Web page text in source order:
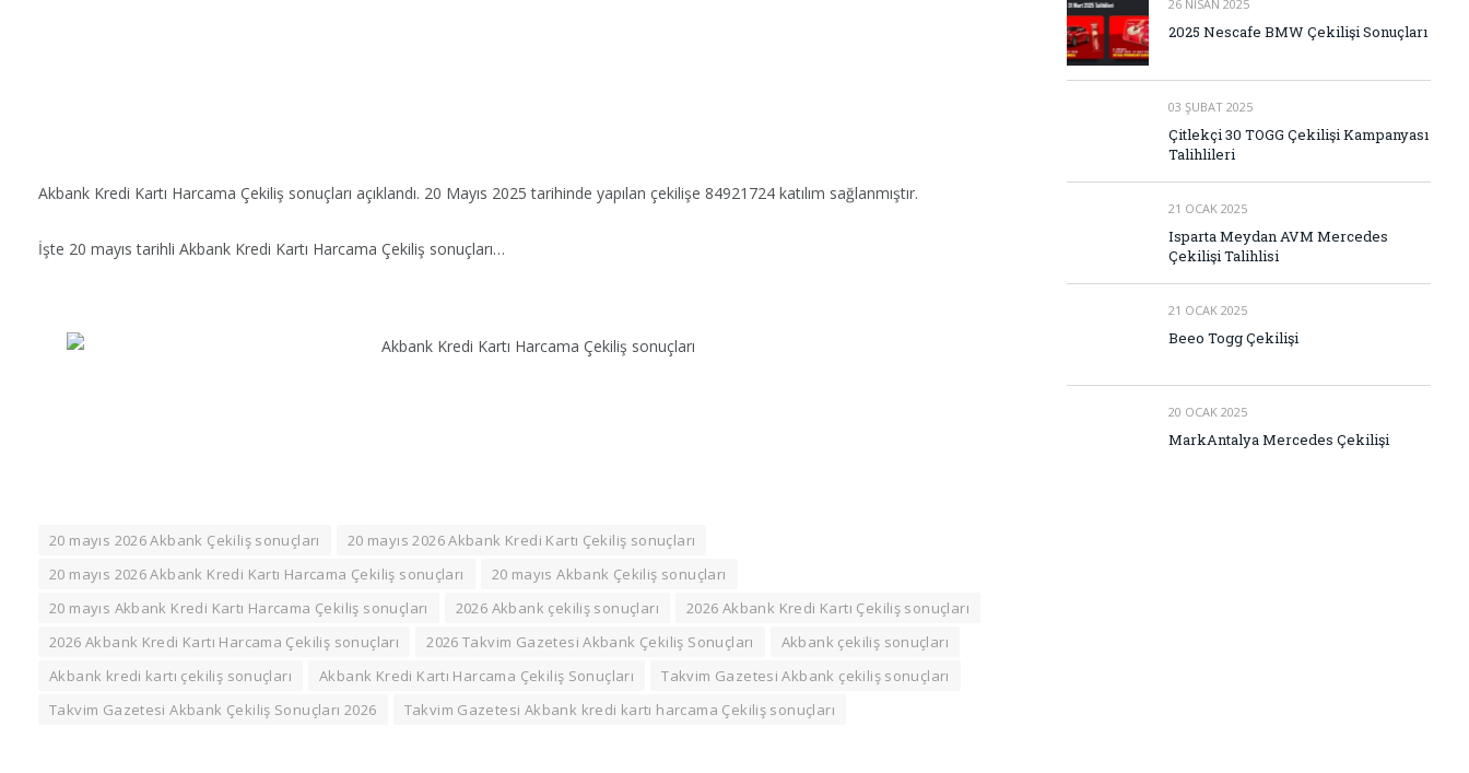
Akbank Kredi Kartı Harcama Çekiliş sonuçları açıklandı. 20 Mayıs 2025 tarihinde yapılan çekilişe 84921724 katılım sağlanmıştır.
İşte 20 mayıs tarihli Akbank Kredi Kartı Harcama Çekiliş sonuçları…
20 mayıs 2026 Akbank Çekiliş sonuçları
20 mayıs 2026 Akbank Kredi Kartı Çekiliş sonuçları
20 mayıs 2026 Akbank Kredi Kartı Harcama Çekiliş sonuçları
20 mayıs Akbank Çekiliş sonuçları
20 mayıs Akbank Kredi Kartı Harcama Çekiliş sonuçları
2026 Akbank çekiliş sonuçları
2026 Akbank Kredi Kartı Çekiliş sonuçları
2026 Akbank Kredi Kartı Harcama Çekiliş sonuçları
2026 Takvim Gazetesi Akbank Çekiliş Sonuçları
Akbank çekiliş sonuçları
Akbank kredi kartı çekiliş sonuçları
Akbank Kredi Kartı Harcama Çekiliş Sonuçları
Takvim Gazetesi Akbank çekiliş sonuçları
Takvim Gazetesi Akbank Çekiliş Sonuçları 2026
Takvim Gazetesi Akbank kredi kartı harcama Çekiliş sonuçları
26 NISAN 2025
2025 Nescafe BMW Çekilişi Sonuçları
03 ŞUBAT 2025
Çitlekçi 30 TOGG Çekilişi Kampanyası
Talihlileri
21 OCAK 2025
Isparta Meydan AVM Mercedes
Çekilişi Talihlisi
21 OCAK 2025
Beeo Togg Çekilişi
20 OCAK 2025
MarkAntalya Mercedes Çekilişi